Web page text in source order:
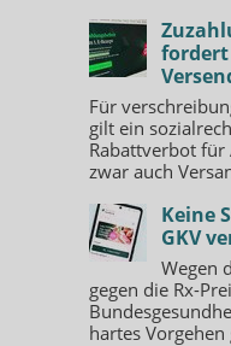
fordert
Für
gilt ein
Rabattverbot
zwar auch
Keine
GKV
Wegen
gegen die Rx-
hartes Vorgehen